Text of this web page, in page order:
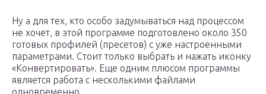
Ну а для тех, кто особо задумываться над процессом
не хочет, в этой программе подготовлено около 350
готовых профилей (пресетов) с уже настроенными
параметрами. Стоит только выбрать и нажать иконку
«Конвертировать». Еще одним плюсом программы
является работа с несколькими файлами
одновременно.